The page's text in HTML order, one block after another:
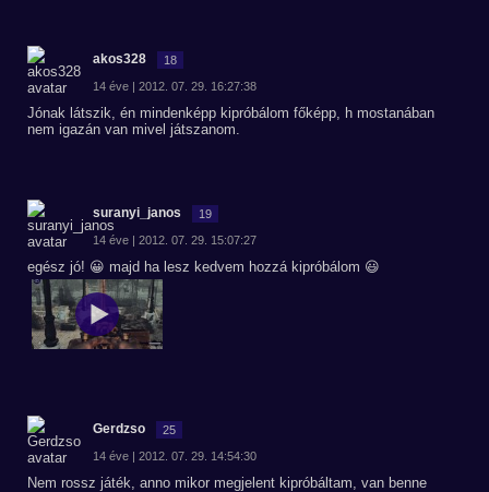
akos328 18
14 éve | 2012. 07. 29. 16:27:38
Jónak látszik, én mindenképp kipróbálom főképp, h mostanában
nem igazán van mivel játszanom.
suranyi_janos 19
14 éve | 2012. 07. 29. 15:07:27
egész jó! 😀 majd ha lesz kedvem hozzá kipróbálom 😃
Gerdzso 25
14 éve | 2012. 07. 29. 14:54:30
Nem rossz játék, anno mikor megjelent kipróbáltam, van benne